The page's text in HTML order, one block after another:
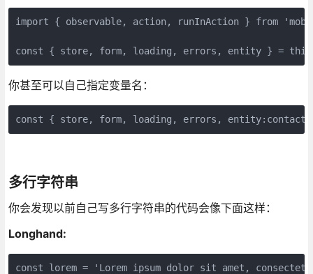
import { observable, action, runInAction } from
const { store, form, loading, errors, entity } =
你甚至可以自己指定变量名：
const { store, form, loading, errors, entity:contact
多行字符串
你会发现以前自己写多行字符串的代码会像下面这样：
Longhand:
const lorem = 'Lorem ipsum dolor sit amet,